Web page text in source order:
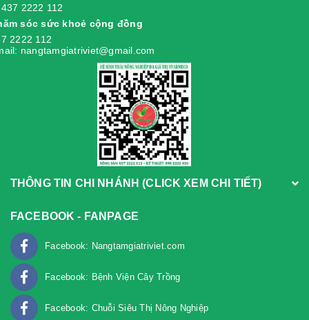
2222 112
sóc sức khoẻ cộng đồng
2222 112
nangtamgiatriviet@gmail.com
THÔNG TIN CHI NHÁNH (CLICK XEM CHI TIẾT)
FACEBOOK - FANPAGE
Facebook: Nangtamgiatriviet.com
Facebook: Bệnh Viện Cây Trồng
Facebook: Chuỗi Siêu Thị Nông Nghiệp